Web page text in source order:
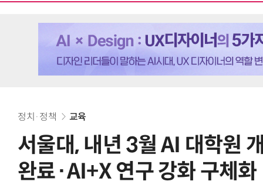
정치·정책 교육
서울대, 내년 3월 AI 대학원
완료·AI+X 연구 강화 구체화